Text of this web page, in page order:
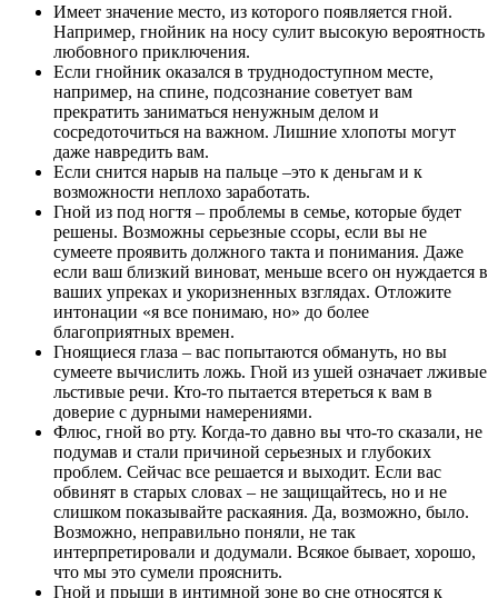
Имеет значение место, из которого появляется гной.
Например, гнойник на носу сулит высокую вероятность
любовного приключения.
Если гнойник оказался в труднодоступном месте,
например, на спине, подсознание советует вам
прекратить заниматься ненужным делом и
сосредоточиться на важном. Лишние хлопоты могут
даже навредить вам.
Если снится нарыв на пальце –это к деньгам и к
возможности неплохо заработать.
Гной из под ногтя – проблемы в семье, которые будет
решены. Возможны серьезные ссоры, если вы не
сумеете проявить должного такта и понимания. Даже
если ваш близкий виноват, меньше всего он нуждается в
ваших упреках и укоризненных взглядах. Отложите
интонации «я все понимаю, но» до более
благоприятных времен.
Гноящиеся глаза – вас попытаются обмануть, но вы
сумеете вычислить ложь. Гной из ушей означает лживые
льстивые речи. Кто-то пытается втереться к вам в
доверие с дурными намерениями.
Флюс, гной во рту. Когда-то давно вы что-то сказали, не
подумав и стали причиной серьезных и глубоких
проблем. Сейчас все решается и выходит. Если вас
обвинят в старых словах – не защищайтесь, но и не
слишком показывайте раскаяния. Да, возможно, было.
Возможно, неправильно поняли, не так
интерпретировали и додумали. Всякое бывает, хорошо,
что мы это сумели прояснить.
Гной и прыщи в интимной зоне во сне относятся к